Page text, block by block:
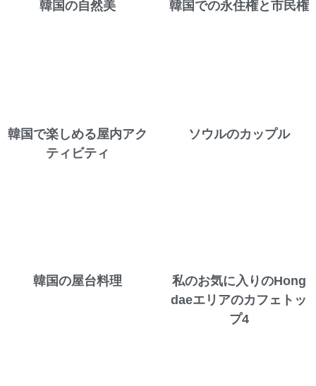
韓国の自然美 韓国での永住権と市民権
韓国で楽しめる屋内アク
ティビティ
ソウルのカップル
韓国の屋台料理
私のお気に入りのHong
daeエリアのカフェトッ
プ4